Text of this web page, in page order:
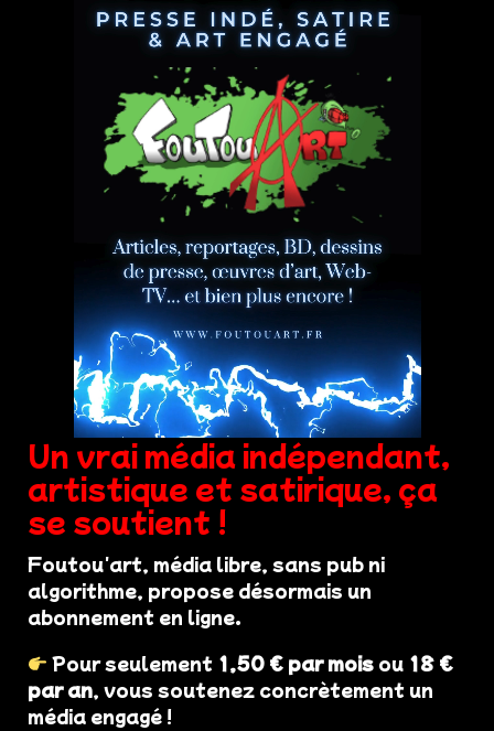
Un vrai média indépendant,
artistique et satirique, ça
se soutient !
Foutou'art, média libre, sans pub ni
algorithme, propose désormais un
abonnement en ligne.
Pour seulement 1,50 € par mois ou 18 €
par an, vous soutenez concrètement un
média engagé !